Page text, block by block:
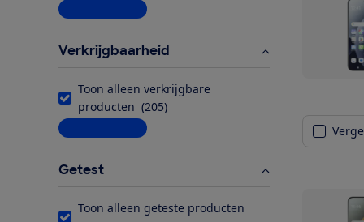
Meer informatie
Verkrijgbaarheid
Toon alleen verkrijgbare
producten (205)
Meer informatie
Getest
Toon alleen geteste producten